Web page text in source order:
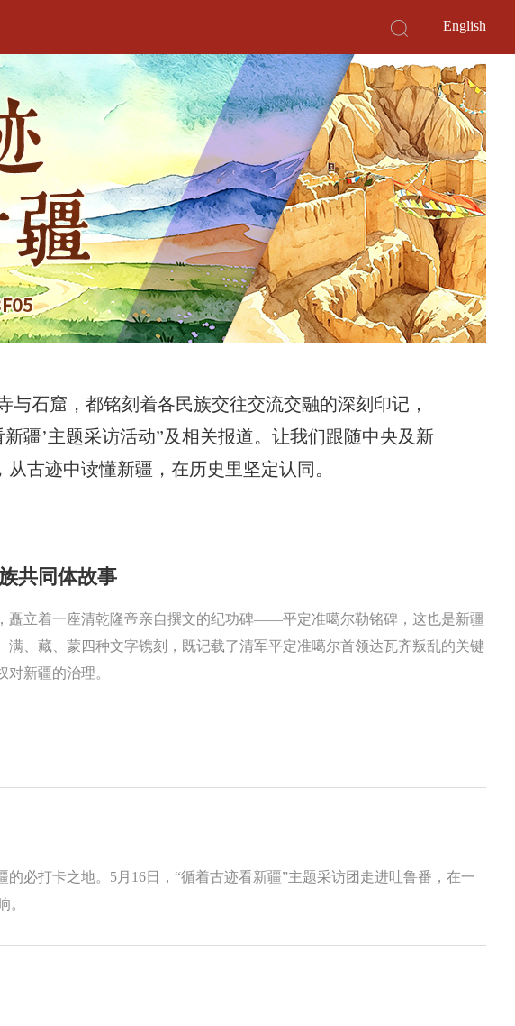
English
石窟，都铭刻着各民族交往交流交融的深刻印记，
疆’主题采访活动”及相关报道。让我们跟随中央及新
古迹中读懂新疆，在历史里坚定认同。
共同体故事
矗立着一座清乾隆帝亲自撰文的纪功碑——平定准噶尔勒铭碑，这也是新疆
、藏、蒙四种文字镌刻，既记载了清军平定准噶尔首领达瓦齐叛乱的关键
新疆的治理。
必打卡之地。5月16日，“循着古迹看新疆”主题采访团走进吐鲁番，在一
。